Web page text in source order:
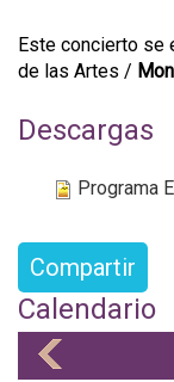
Este concierto se
de las Artes /
Descargas
Programa
Compartir
Calendario